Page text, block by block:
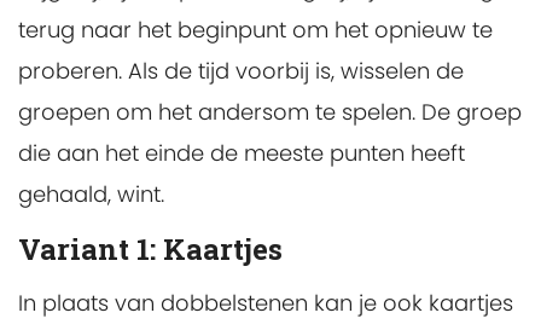
terug naar het beginpunt om het opnieuw te
proberen. Als de tijd voorbij is, wisselen de
groepen om het andersom te spelen. De groep
die aan het einde de meeste punten heeft
gehaald, wint.
Variant 1: Kaartjes
In plaats van dobbelstenen kan je ook kaartjes